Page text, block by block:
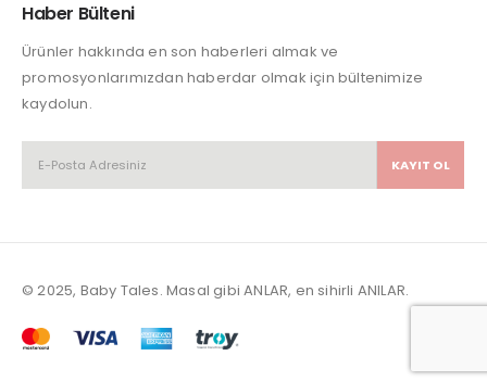
Haber Bülteni
Ürünler hakkında en son haberleri almak ve
promosyonlarımızdan haberdar olmak için bültenimize
kaydolun.
© 2025, Baby Tales. Masal gibi ANLAR, en sihirli ANILAR.